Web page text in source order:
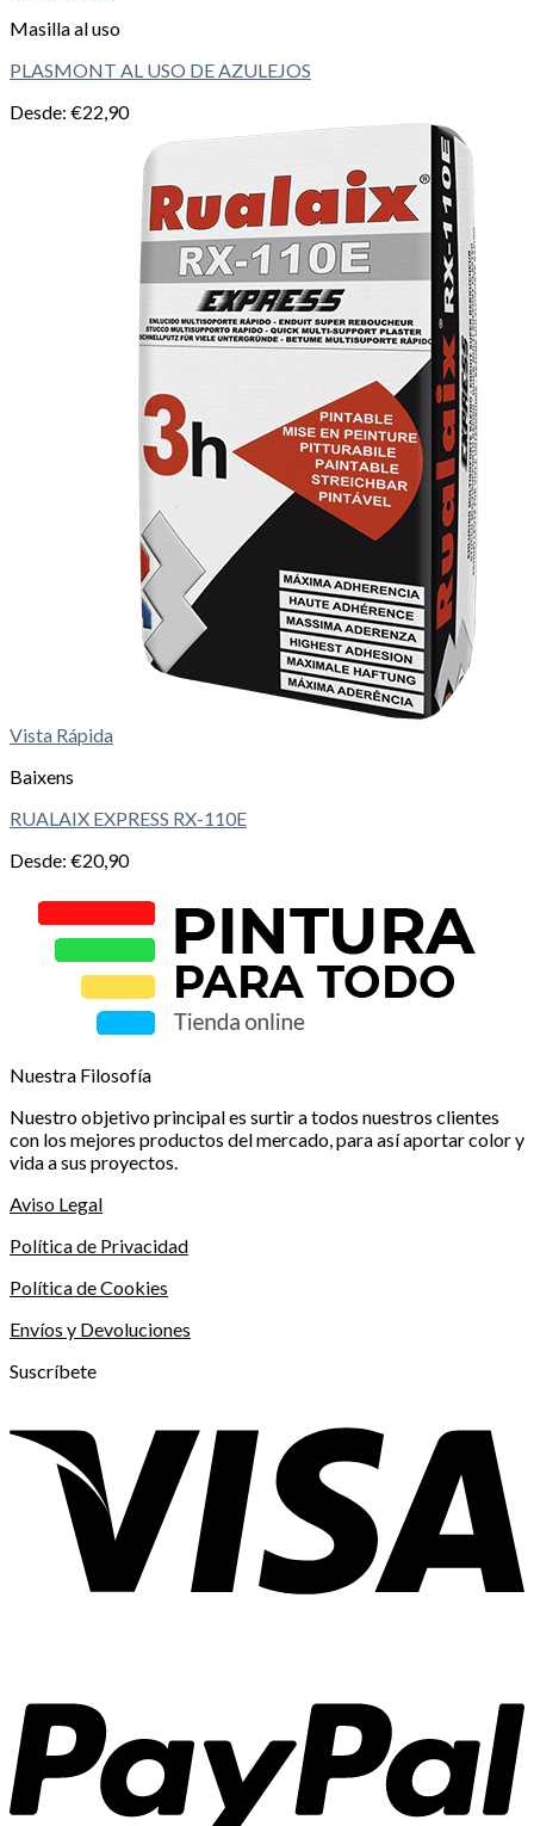
Masilla al uso
PLASMONT AL USO DE AZULEJOS
Desde: €22,90
Vista Rápida
Baixens
RUALAIX EXPRESS RX-110E
Desde: €20,90
Nuestra Filosofía
Nuestro objetivo principal es surtir a todos nuestros clientes
con los mejores productos del mercado, para así aportar color y
vida a sus proyectos.
Aviso Legal
Política de Privacidad
Política de Cookies
Envíos y Devoluciones
Suscríbete